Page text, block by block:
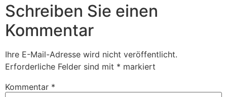
Schreiben Sie einen
Kommentar
Ihre E-Mail-Adresse wird nicht veröffentlicht.
Erforderliche Felder sind mit * markiert
Kommentar *